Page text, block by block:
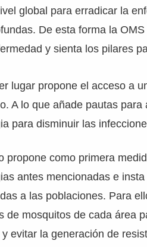
global para erradicar la
De esta forma la
y sienta los pilares
lugar propone el acceso a
A lo que añade pautas
para disminuir las
propone como primera
antes mencionadas e
a las poblaciones. Para
de mosquitos de cada área
y evitar la generación de